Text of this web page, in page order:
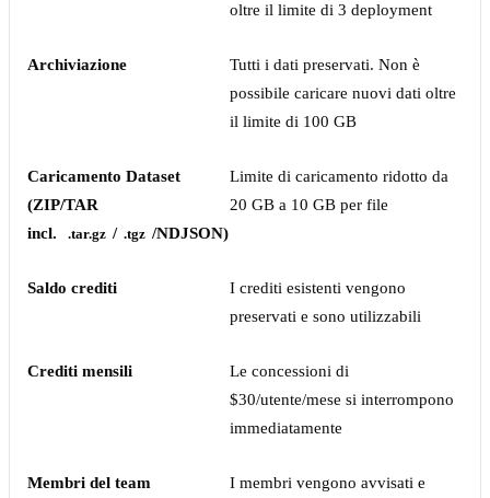
oltre il limite di 3 deployment
Archiviazione
Tutti i dati preservati. Non è
possibile caricare nuovi dati oltre
il limite di 100 GB
Caricamento Dataset
(ZIP/TAR
incl.
.tar.gz / .tgz /NDJSON)
Limite di caricamento ridotto da
20 GB a 10 GB per file
Saldo crediti
I crediti esistenti vengono
preservati e sono utilizzabili
Crediti mensili
Le concessioni di
$30/utente/mese si interrompono
immediatamente
Membri del team
I membri vengono avvisati e